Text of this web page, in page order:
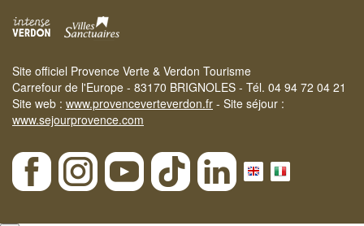
Site officiel Provence Verte & Verdon Tourisme
Carrefour de l'Europe - 83170 BRIGNOLES - Tél. 04 94 72 04 21
Site web : www.provenceverteverdon.fr - Site séjour :
www.sejourprovence.com